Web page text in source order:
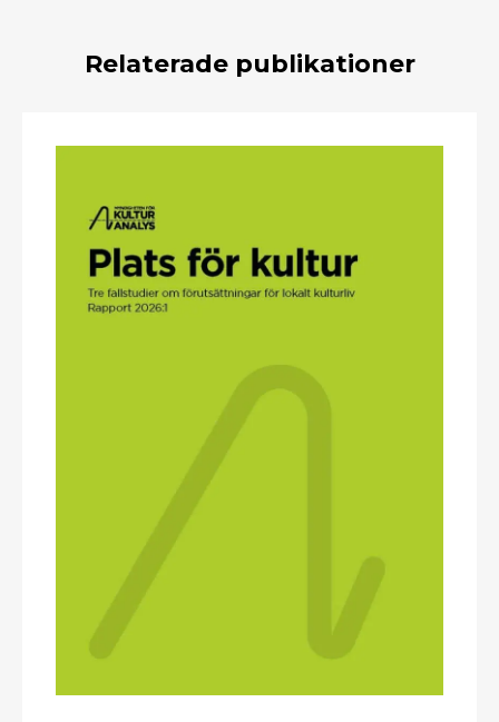
Relaterade publikationer